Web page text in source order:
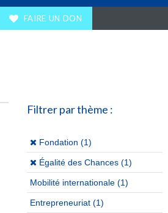
FAIRE UN DON
Filtrer par thème :
(x)Fondation (1)
(x)Égalité des Chances (1)
Mobilité internationale(1)
Entrepreneuriat(1)